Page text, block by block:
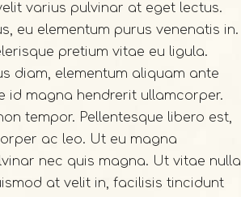
varius pulvinar at eget lectus.
eu elementum purus venenatis in.
pretium vitae eu ligula.
diam, elementum aliquam ante
id magna hendrerit ullamcorper.
tempor. Pellentesque libero est,
ac leo. Ut eu magna
nec quis magna. Ut vitae nulla
at velit in, facilisis tincidunt